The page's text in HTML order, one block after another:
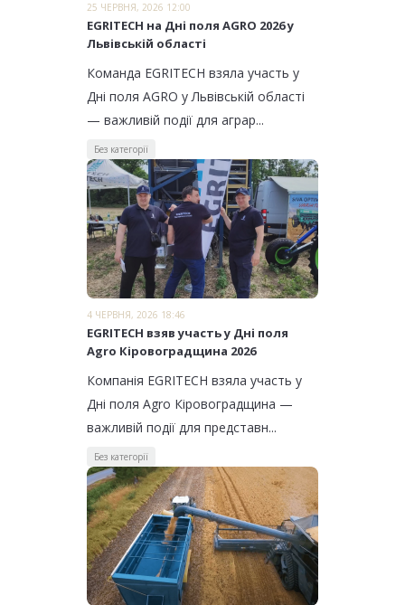
25 ЧЕРВНЯ, 2026 12:00
EGRITECH на Дні поля AGRO 2026 у
Львівській області
Команда EGRITECH взяла участь у
Дні поля AGRO у Львівській області
— важливій події для аграр...
Без категорії
4 ЧЕРВНЯ, 2026 18:46
EGRITECH взяв участь у Дні поля
Agro Кіровоградщина 2026
Компанія EGRITECH взяла участь у
Дні поля Agro Кіровоградщина —
важливій події для представн...
Без категорії